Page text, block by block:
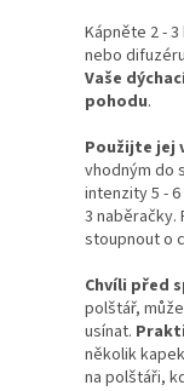
Kápněte 2 -
nebo
Vaše
pohodu.
Použijte jej
vhodným do
intenzity 5 -
3 naběračky.
stoupnout o
Chvíli před
polštář,
usínat.
několik
na polštáři,